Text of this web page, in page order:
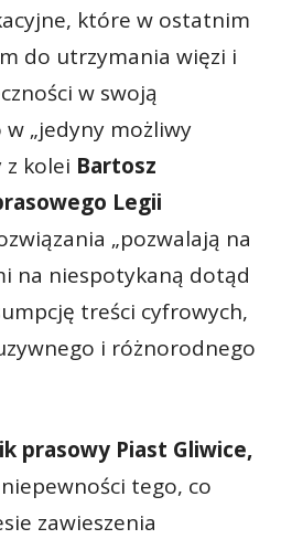
które w ostatnim
do utrzymania więzi i
w swoją
„jedyny możliwy
z kolei Bartosz
Legii
„pozwalają na
na niespotykaną dotąd
treści cyfrowych,
i różnorodnego
prasowy Piast Gliwice,
tego, co
zawieszenia